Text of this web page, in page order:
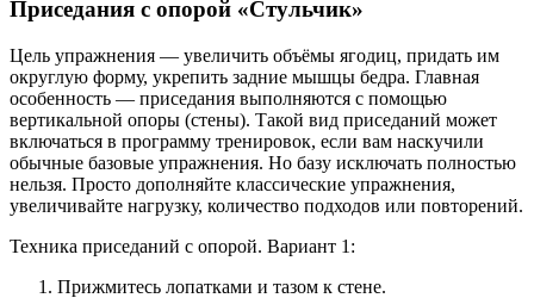
Приседания с опорой «Стульчик»
Цель упражнения — увеличить объёмы ягодиц, придать им
округлую форму, укрепить задние мышцы бедра. Главная
особенность — приседания выполняются с помощью
вертикальной опоры (стены). Такой вид приседаний может
включаться в программу тренировок, если вам наскучили
обычные базовые упражнения. Но базу исключать полностью
нельзя. Просто дополняйте классические упражнения,
увеличивайте нагрузку, количество подходов или повторений.
Техника приседаний с опорой. Вариант 1:
Прижмитесь лопатками и тазом к стене.